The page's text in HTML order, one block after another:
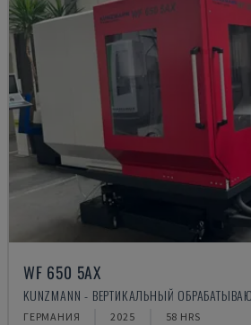
WF 650 5AX
KUNZMANN - ВЕРТИКАЛЬНЫЙ
ГЕРМАНИЯ 2025 58 HRS